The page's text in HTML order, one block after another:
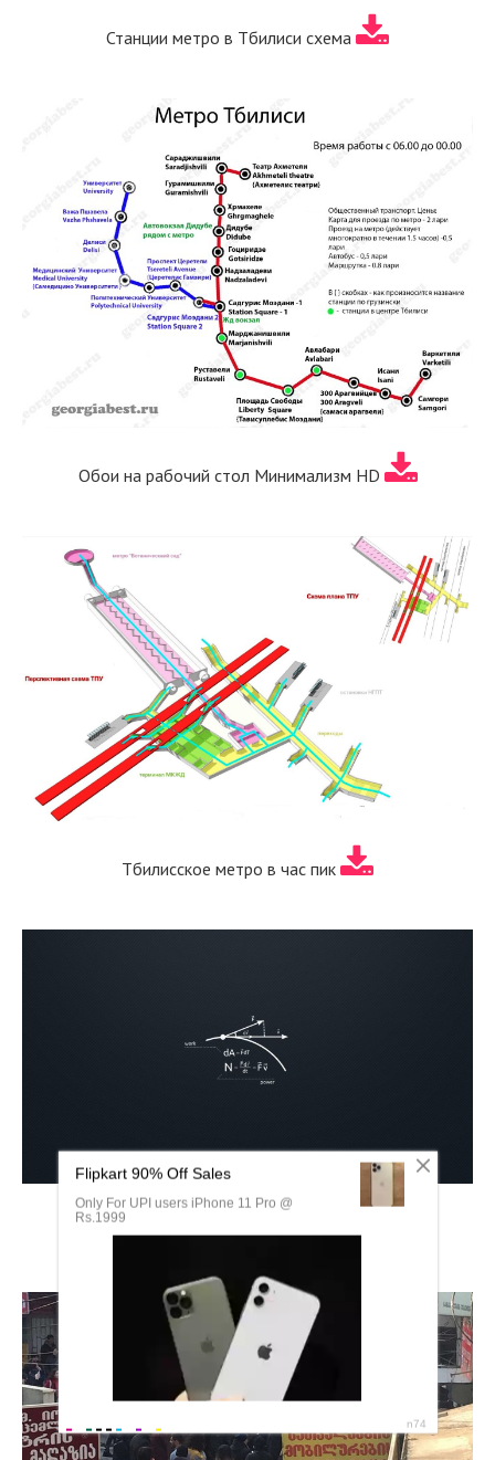
Станции метро в Тбилиси схема
Обои на рабочий стол Минимализм HD
Тбилисское метро в час пик
QR код Хеликс 144р